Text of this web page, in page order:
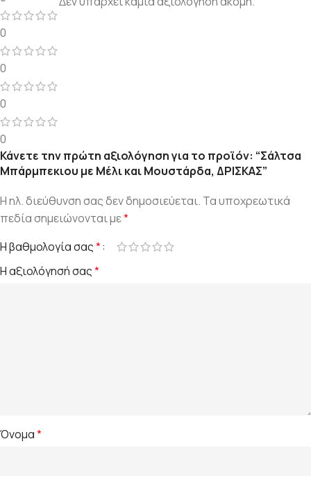
0
0
0
0
Κάνετε την πρώτη αξιολόγηση για το προϊόν: “Σάλτσα
Μπάρμπεκιου με Μέλι και Μουστάρδα, ΔΡΙΣΚΑΣ”
Η ηλ. διεύθυνση σας δεν δημοσιεύεται. Τα υποχρεωτικά
πεδία σημειώνονται με*
Η βαθμολογία σας*
Η αξιολόγησή σας*
Όνομα*